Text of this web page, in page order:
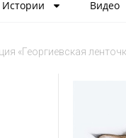
Истории Видео
«Георгиевская